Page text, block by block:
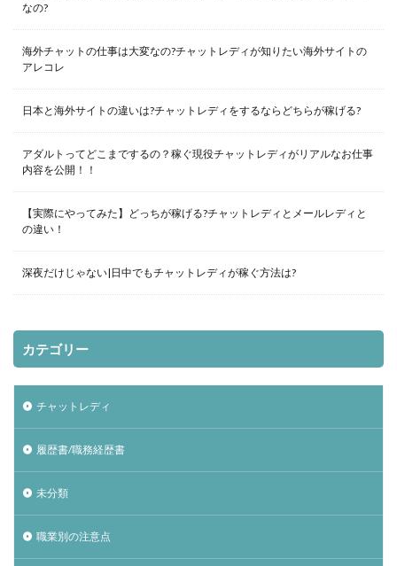
なの?
海外チャットの仕事は大変なの?チャットレディが知りたい海外サイトの
アレコレ
日本と海外サイトの違いは?チャットレディをするならどちらが稼げる?
アダルトってどこまでするの？稼ぐ現役チャットレディがリアルなお仕事
内容を公開！！
【実際にやってみた】どっちが稼げる?チャットレディとメールレディと
の違い！
深夜だけじゃない|日中でもチャットレディが稼ぐ方法は?
カテゴリー
チャットレディ
履歴書/職務経歴書
未分類
職業別の注意点